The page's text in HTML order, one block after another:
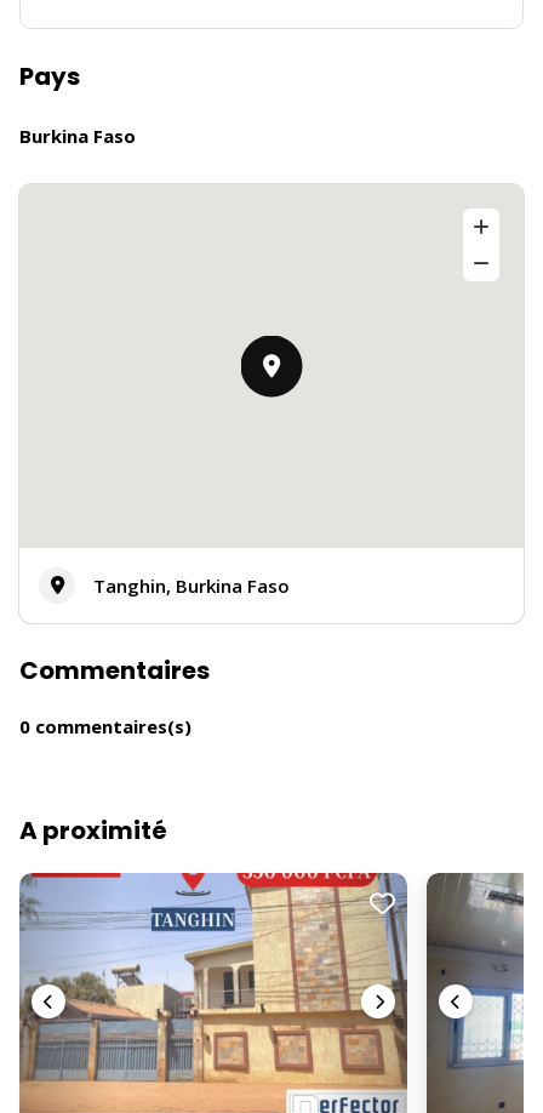
Pays
Burkina Faso
Tanghin, Burkina Faso
Commentaires
0 commentaires(s)
A proximité